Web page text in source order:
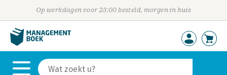
Op werkdagen voor 23:00 besteld, morgen in huis